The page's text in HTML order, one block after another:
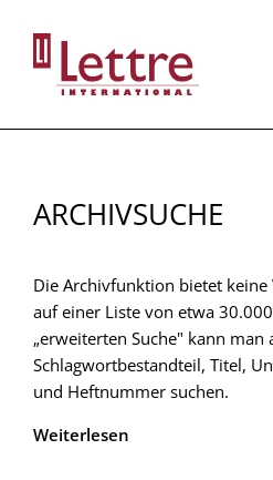
Inhalt
ARCHIVSUCHE
Die Archivfunktion bietet
auf einer Liste von etwa
„erweiterten Suche" kann man
Schlagwortbestandteil, Titel,
und Heftnummer suchen.
Weiterlesen